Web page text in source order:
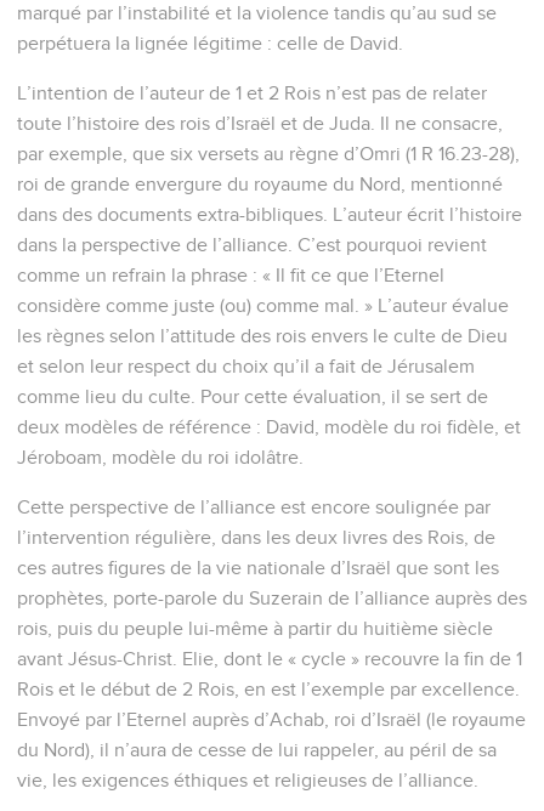
marqué par l’instabilité et la violence tandis qu’au sud se
perpétuera la lignée légitime : celle de David.
L’intention de l’auteur de 1 et 2 Rois n’est pas de relater
toute l’histoire des rois d’Israël et de Juda. Il ne consacre,
par exemple, que six versets au règne d’Omri (1 R 16.23-28),
roi de grande envergure du royaume du Nord, mentionné
dans des documents extra-bibliques. L’auteur écrit l’histoire
dans la perspective de l’alliance. C’est pourquoi revient
comme un refrain la phrase : « Il fit ce que l’Eternel
considère comme juste (ou) comme mal. » L’auteur évalue
les règnes selon l’attitude des rois envers le culte de Dieu
et selon leur respect du choix qu’il a fait de Jérusalem
comme lieu du culte. Pour cette évaluation, il se sert de
deux modèles de référence : David, modèle du roi fidèle, et
Jéroboam, modèle du roi idolâtre.
Cette perspective de l’alliance est encore soulignée par
l’intervention régulière, dans les deux livres des Rois, de
ces autres figures de la vie nationale d’Israël que sont les
prophètes, porte-parole du Suzerain de l’alliance auprès des
rois, puis du peuple lui-même à partir du huitième siècle
avant Jésus-Christ. Elie, dont le « cycle » recouvre la fin de 1
Rois et le début de 2 Rois, en est l’exemple par excellence.
Envoyé par l’Eternel auprès d’Achab, roi d’Israël (le royaume
du Nord), il n’aura de cesse de lui rappeler, au péril de sa
vie, les exigences éthiques et religieuses de l’alliance.